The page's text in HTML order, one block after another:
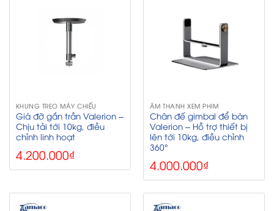
KHUNG TREO MÁY CHIẾU
Giá đỡ gắn trần Valerion –
Chịu tải tới 10kg, điều
chỉnh linh hoạt
4.200.000₫
ÂM THANH XEM PHIM
Chân đế gimbal để bàn
Valerion – Hỗ trợ thiết bị
lên tới 10kg, điều chỉnh
360°
4.000.000₫